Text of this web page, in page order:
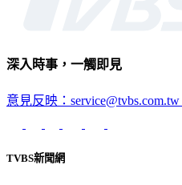
深入時事，一觸即見
意見反映：service@tvbs.com.tw
TVBS新聞網